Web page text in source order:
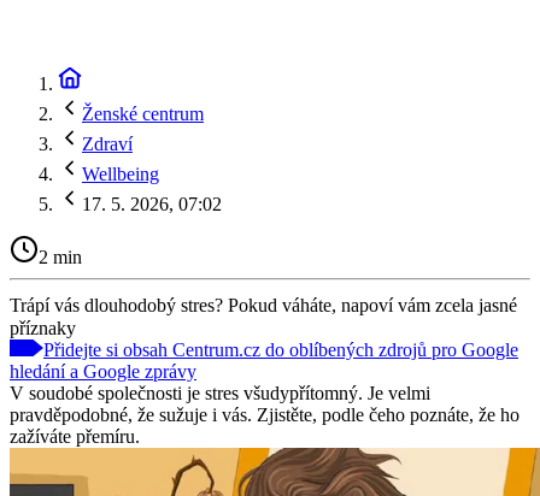
Ženské centrum
Zdraví
Wellbeing
17. 5. 2026, 07:02
2 min
Trápí vás dlouhodobý stres? Pokud váháte, napoví vám zcela jasné
příznaky
Přidejte si obsah Centrum.cz do oblíbených zdrojů pro Google
hledání a Google zprávy
V soudobé společnosti je stres všudypřítomný. Je velmi
pravděpodobné, že sužuje i vás. Zjistěte, podle čeho poznáte, že ho
zažíváte přemíru.